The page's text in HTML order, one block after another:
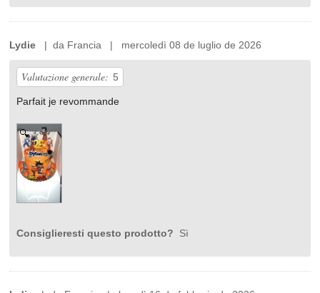
Lydie | da Francia | mercoledì 08 de luglio de 2026
Valutazione generale: 5
Parfait je revommande
Consiglieresti questo prodotto? Sì